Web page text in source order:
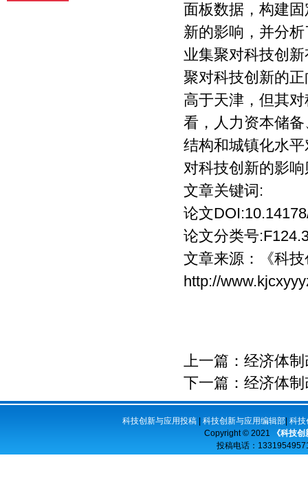
面板数据，构建
新的影响，并分
业集聚对科技创
聚对科技创新的
高于天津，但其
看，人力资本储
结构和城镇化水
对科技创新的影
文章关键词:
论文
论文分类号
文章来源：
《科
http://
上一篇： 经济体
下一篇： 经济体制
科技创新与应用投稿| 科技创新与应用编辑部| 科技
Copyright © 2021
《科技
投稿电话：